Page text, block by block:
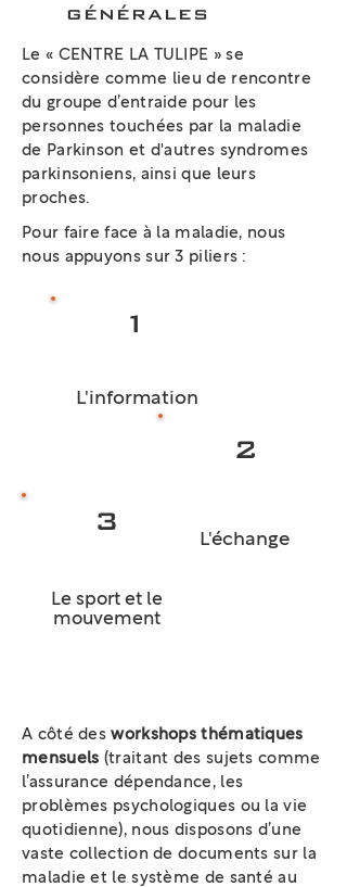
générales
Le « CENTRE LA TULIPE » se
considère comme lieu de rencontre
du groupe d’entraide pour les
personnes touchées par la maladie
de Parkinson et d'autres syndromes
parkinsoniens, ainsi que leurs
proches.
Pour faire face à la maladie, nous
nous appuyons sur 3 piliers :
L'information
1
L'échange
2
Le sport et le
mouvement
3
A côté desworkshops thématiques
mensuels (traitant des sujets comme
l’assurance dépendance, les
problèmes psychologiques ou la vie
quotidienne), nous disposons d’une
vaste collection de documents sur la
maladie et le système de santé au